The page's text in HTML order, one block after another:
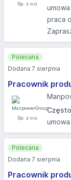
praca
Pracownik
Polecana
Dodana 7 sierpnia
Pracownik
Polecana
Dodana 7 sierpnia